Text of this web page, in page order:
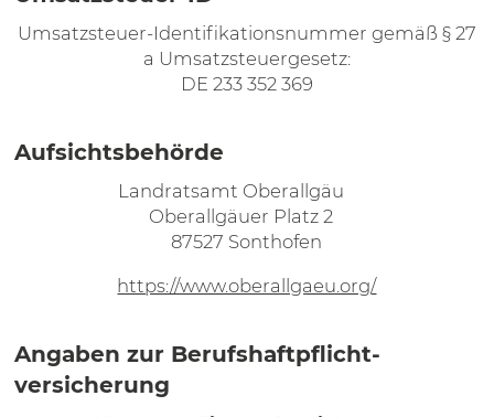
Umsatzsteuer-Identifikationsnummer gemäß § 27
a Umsatzsteuergesetz:
DE 233 352 369
Aufsichtsbehörde
Landratsamt Oberallgäu
Oberallgäuer Platz 2
87527 Sonthofen
https://www.oberallgaeu.org/
Angaben zur Berufs­haftpflicht­
versicherung